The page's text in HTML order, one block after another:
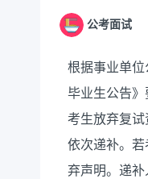
公考面试
根据事业单
毕业生公告
考生放弃复
依次递补。
弃声明。递